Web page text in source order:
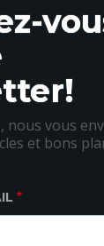
nous vous
et bons